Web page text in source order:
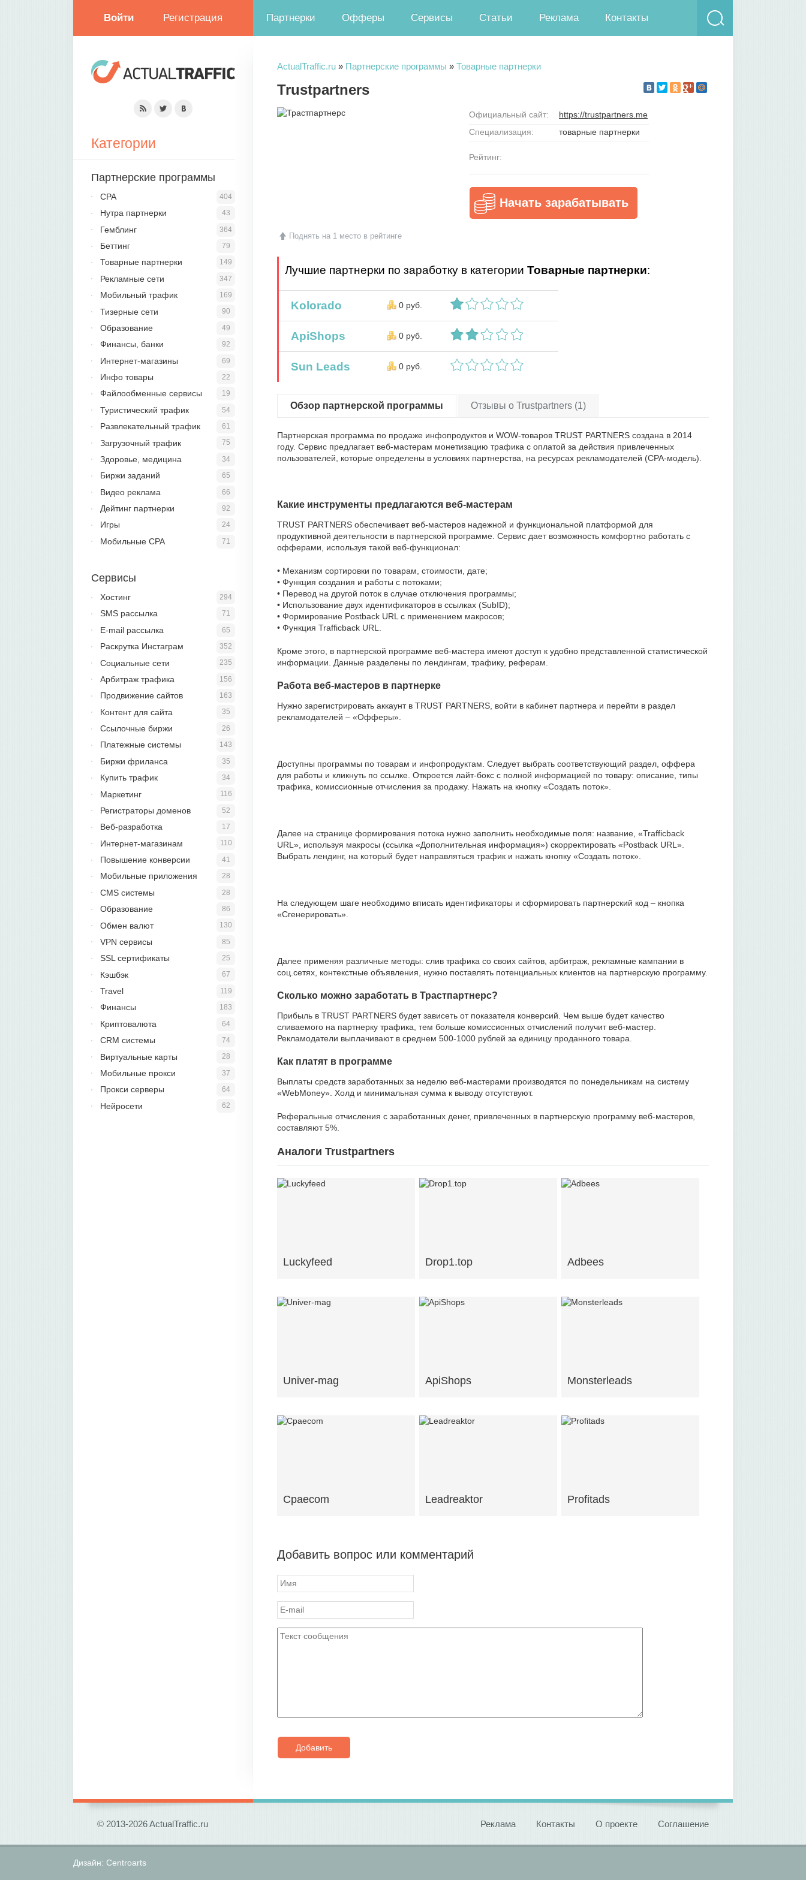
Войти Регистрация Партнерки Офферы Сервисы Статьи Реклама Контакты
ActualTraffic.ru » Партнерские программы » Товарные партнерки
Trustpartners
Поднять на 1 место в рейтинге
Официальный сайт:
https://trustpartners.me
Специализация:
товарные партнерки
Рейтинг:
Начать зарабатывать
Лучшие партнерки по заработку в категории Товарные партнерки:
Kolorado 0 руб.
ApiShops 0 руб.
Sun Leads 0 руб.
Обзор партнерской программы Отзывы о Trustpartners (1)
Партнерская программа по продаже инфопродуктов и WOW-товаров TRUST PARTNERS создана в 2014
году. Сервис предлагает веб-мастерам монетизацию трафика с оплатой за действия привлеченных
пользователей, которые определены в условиях партнерства, на ресурсах рекламодателей (CPA-модель).
Какие инструменты предлагаются веб-мастерам
TRUST PARTNERS обеспечивает веб-мастеров надежной и функциональной платформой для
продуктивной деятельности в партнерской программе. Сервис дает возможность комфортно работать с
офферами, используя такой веб-функционал:
• Механизм сортировки по товарам, стоимости, дате;
• Функция создания и работы с потоками;
• Перевод на другой поток в случае отключения программы;
• Использование двух идентификаторов в ссылках (SubID);
• Формирование Postback URL с применением макросов;
• Функция Trafficback URL.
Кроме этого, в партнерской программе веб-мастера имеют доступ к удобно представленной статистической
информации. Данные разделены по лендингам, трафику, реферам.
Работа веб-мастеров в партнерке
Нужно зарегистрировать аккаунт в TRUST PARTNERS, войти в кабинет партнера и перейти в раздел
рекламодателей – «Офферы».
Доступны программы по товарам и инфопродуктам. Следует выбрать соответствующий раздел, оффера
для работы и кликнуть по ссылке. Откроется лайт-бокс с полной информацией по товару: описание, типы
трафика, комиссионные отчисления за продажу. Нажать на кнопку «Создать поток».
Далее на странице формирования потока нужно заполнить необходимые поля: название, «Trafficback
URL», используя макросы (ссылка «Дополнительная информация») скорректировать «Postback URL».
Выбрать лендинг, на который будет направляться трафик и нажать кнопку «Создать поток».
На следующем шаге необходимо вписать идентификаторы и сформировать партнерский код – кнопка
«Сгенерировать».
Далее применяя различные методы: слив трафика со своих сайтов, арбитраж, рекламные кампании в
соц.сетях, контекстные объявления, нужно поставлять потенциальных клиентов на партнерскую программу.
Сколько можно заработать в Трастпартнерс?
Прибыль в TRUST PARTNERS будет зависеть от показателя конверсий. Чем выше будет качество
сливаемого на партнерку трафика, тем больше комиссионных отчислений получит веб-мастер.
Рекламодатели выплачивают в среднем 500-1000 рублей за единицу проданного товара.
Как платят в программе
Выплаты средств заработанных за неделю веб-мастерами производятся по понедельникам на систему
«WebMoney». Холд и минимальная сумма к выводу отсутствуют.
Реферальные отчисления с заработанных денег, привлеченных в партнерскую программу веб-мастеров,
составляют 5%.
Аналоги Trustpartners
Luckyfeed Drop1.top Adbees
Univer-mag ApiShops Monsterleads
Cpaecom Leadreaktor Profitads
Добавить вопрос или комментарий
Добавить
Категории
Партнерские программы
404
CPA
43
Нутра партнерки
364
Гемблинг
79
Беттинг
149
Товарные партнерки
347
Рекламные сети
169
Мобильный трафик
90
Тизерные сети
49
Образование
92
Финансы, банки
69
Интернет-магазины
22
Инфо товары
19
Файлообменные сервисы
54
Туристический трафик
61
Развлекательный трафик
75
Загрузочный трафик
34
Здоровье, медицина
65
Биржи заданий
66
Видео реклама
92
Дейтинг партнерки
24
Игры
71
Мобильные CPA
Сервисы
294
Хостинг
71
SMS рассылка
65
E-mail рассылка
352
Раскрутка Инстаграм
235
Социальные сети
156
Арбитраж трафика
163
Продвижение сайтов
35
Контент для сайта
26
Ссылочные биржи
143
Платежные системы
35
Биржи фриланса
34
Купить трафик
116
Маркетинг
52
Регистраторы доменов
17
Веб-разработка
110
Интернет-магазинам
41
Повышение конверсии
28
Мобильные приложения
28
CMS системы
86
Образование
130
Обмен валют
85
VPN сервисы
25
SSL сертификаты
67
Кэшбэк
119
Travel
183
Финансы
64
Криптовалюта
74
CRM системы
28
Виртуальные карты
37
Мобильные прокси
64
Прокси серверы
62
Нейросети
Реклама Контакты О проекте Соглашение
© 2013-2026 ActualTraffic.ru
Дизайн: Centroarts